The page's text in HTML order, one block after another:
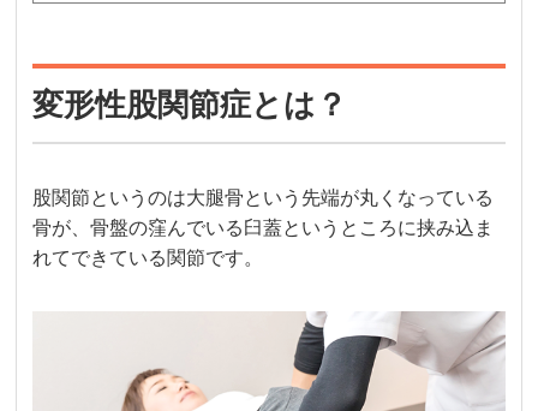
変形性股関節症とは？
股関節というのは大腿骨という先端が丸くなっている
骨が、骨盤の窪んでいる臼蓋というところに挟み込ま
れてできている関節です。